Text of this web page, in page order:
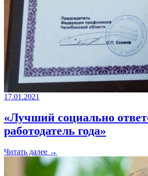
17.01.2021
«Лучший социально
работодатель года»
Читать далее →